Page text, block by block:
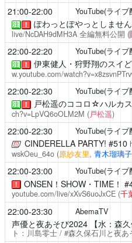
21:00-22:00 YouTube(ライブ
注 ！ ぽわっとぽやっとしませ
live/NcDAH9dMH3A全編無料公開 (
22:00-22:20 YouTube(ライブ
注 ！ 伊東健人・狩野翔のスイ
w.youtube.com/
22:00-22:30 YouTube(ライブ
注 ！ 戸松遥のココロ☆ハルカス
ch?v=LpVQ6oOLM2M (戸松遥)
22:00-22:30 YouTube(ライブ
CINDERELLA PARTY! #510
wskOeu_64o (原紗友里, 青木瑠璃子
22:00-23:00 YouTube(ライブ
！ ONSEN！SHOW・TIME！
youtube.com/live/xXvS6uoJxCE (千
22:00-23:30 AbemaTV
声優と夜あそび2024【水：森
ト：川島零士 / #森久保石川と夜あ